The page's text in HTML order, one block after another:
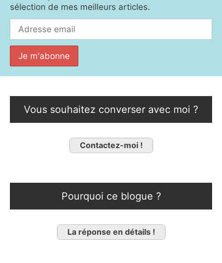
sélection de mes meilleurs articles.
Vous souhaitez converser avec moi ?
Contactez-moi !
Pourquoi ce blogue ?
La réponse en détails !